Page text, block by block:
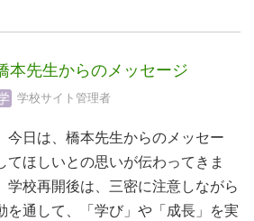
本先生からのメッセージ
学校サイト管理者
日は、橋本先生からのメッセー
てほしいとの思いが伝わってきま
学校再開後は、三密に注意しながら
を通して、「学び」や「成長」を実